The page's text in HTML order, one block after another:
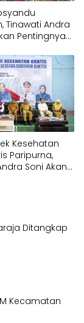
Tinawati Andra
Pentingnya
Kesehatan
Paripurna,
Soni Akan
Ditangkap
Kecamatan